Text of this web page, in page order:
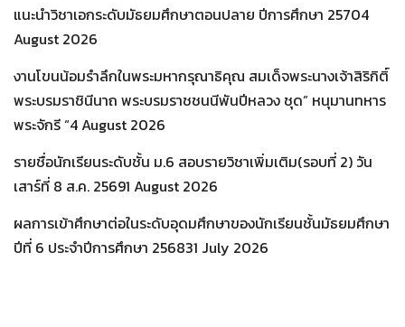
แนะนำวิชาเอกระดับมัธยมศึกษาตอนปลาย ปีการศึกษา 25704
August 2026
งานโขนน้อมรำลึกในพระมหากรุณาธิคุณ สมเด็จพระนางเจ้าสิริกิติ์
พระบรมราชินีนาถ พระบรมราชชนนีพันปีหลวง ชุด” หนุมานทหาร
พระจักรี “4 August 2026
รายชื่อนักเรียนระดับชั้น ม.6 สอบรายวิชาเพิ่มเติม(รอบที่ 2) วัน
เสาร์ที่ 8 ส.ค. 25691 August 2026
ผลการเข้าศึกษาต่อในระดับอุดมศึกษาของนักเรียนชั้นมัธยมศึกษา
ปีที่ 6 ประจำปีการศึกษา 256831 July 2026